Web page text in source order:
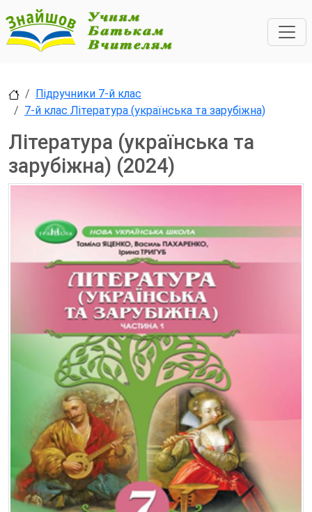
Підручники 7-й клас
7-й клас Література (українська та зарубіжна)
Література (українська та
зарубіжна) (2024)